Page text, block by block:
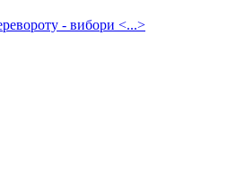
- вибори <...>